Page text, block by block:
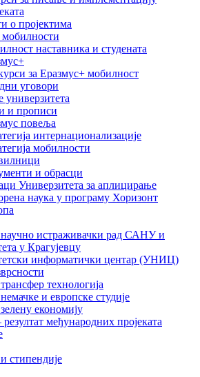
о пројектима
наставника и студената
за Еразмус+ мобилност
уговори
универзитета
и прописи
повеља
интернационализације
мобилности
и обрасци
Универзитета за аплицирање
наука у програму Хоризонт
научно истраживачки рад САНУ и
у Крагујевцу
информатички центар (УНИЦ)
технологија
и европске студије
економију
међународних пројеката
стипендије